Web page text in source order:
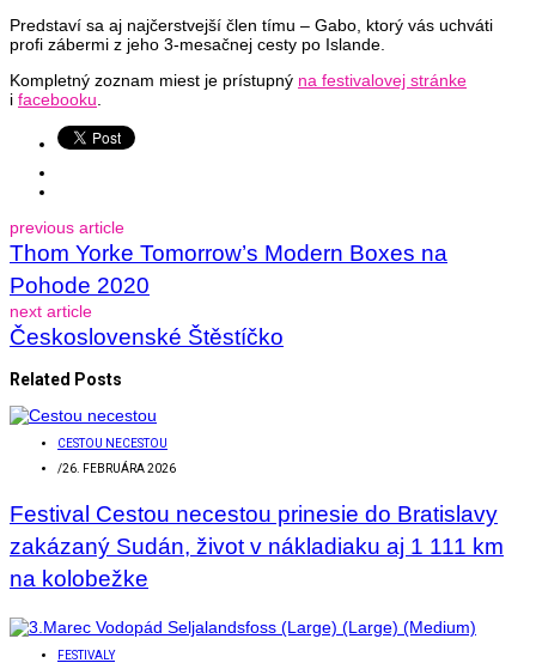
Predstaví sa aj najčerstvejší člen tímu – Gabo, ktorý vás uchváti
profi zábermi z jeho 3-mesačnej cesty po Islande.
Kompletný zoznam miest je prístupný na festivalovej stránke
i facebooku
previous article
Thom Yorke Tomorrow’s Modern Boxes na
Pohode 2020
next article
Československé Štěstíčko
Related Posts
CESTOU NECESTOU
/26. FEBRUÁRA 2026
Festival Cestou necestou prinesie do Bratislavy
zakázaný Sudán, život v nákladiaku aj 1 111 km
na kolobežke
FESTIVALY